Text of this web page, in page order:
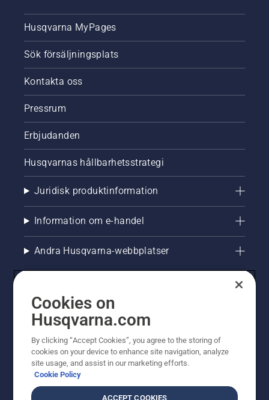
Husqvarna MyPages
Sök försäljningsplats
Kontakta oss
Pressrum
Erbjudanden
Husqvarnas hållbarhetsstrategi
Juridisk produktinformation
Information om e-handel
Andra Husqvarna-webbplatser
© Husqvarna AB (publ). All rights reserved. Priserna
som visas är rekommenderade cirkapriser. Alla angivna
Cookies on
Husqvarna.com
By clicking “Accept Cookies”, you agree to the storing of
cookies on your device to enhance site navigation, analyze
site usage, and assist in our marketing efforts.
Cookie Policy
ACCEPT COOKIES